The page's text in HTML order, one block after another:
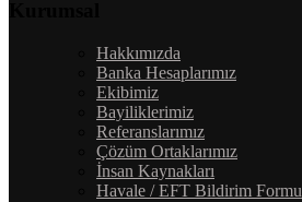
Hakkımızda
Banka Hesaplarımız
Ekibimiz
Bayiliklerimiz
Referanslarımız
Çözüm Ortaklarımız
İnsan Kaynakları
Havale / EFT Bildirim Formu